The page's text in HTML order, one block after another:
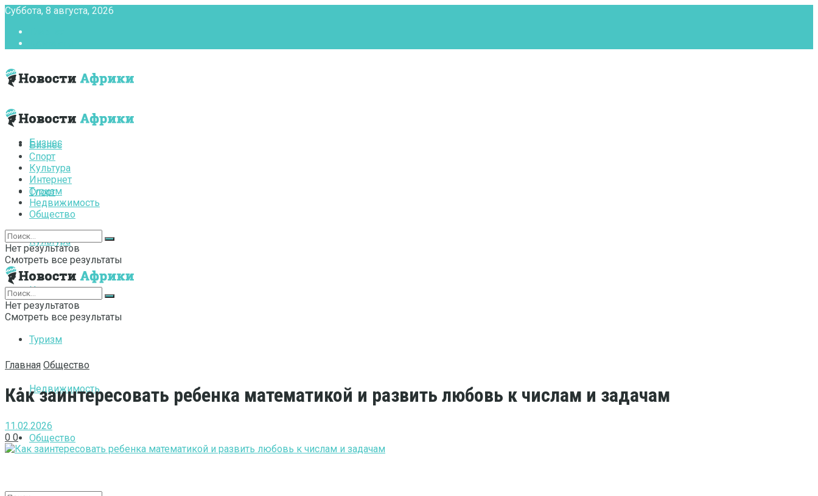
Суббота, 8 августа, 2026
Бизнес
Спорт
Культура
Интернет
Туризм
Недвижимость
Общество
Бизнес
Спорт
Культура
Интернет
Туризм
Недвижимость
Общество
Нет результатов
Смотреть все результаты
Нет результатов
Смотреть все результаты
Главная Общество
Как заинтересовать ребенка математикой и развить любовь к числам и задачам
11.02.2026
0 0